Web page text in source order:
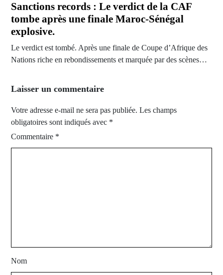
Sanctions records : Le verdict de la CAF
tombe après une finale Maroc-Sénégal
explosive.
Le verdict est tombé. Après une finale de Coupe d’Afrique des
Nations riche en rebondissements et marquée par des scènes…
Laisser un commentaire
Votre adresse e-mail ne sera pas publiée. Les champs
obligatoires sont indiqués avec *
Commentaire *
Nom